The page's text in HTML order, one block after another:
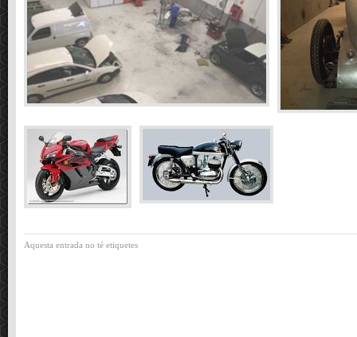
Aquesta entrada no té etiquetes